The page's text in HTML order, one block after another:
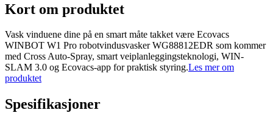
Kort om produktet
Vask vinduene dine på en smart måte takket være Ecovacs
WINBOT W1 Pro robotvindusvasker WG88812EDR som kommer
med Cross Auto-Spray, smart veiplanleggingsteknologi, WIN-
SLAM 3.0 og Ecovacs-app for praktisk styring.Les mer om
produktet
Spesifikasjoner